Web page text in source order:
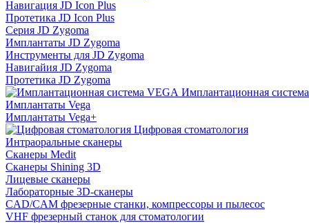
Навигация JD Icon Plus
Протетика JD Icon Plus
Серия JD Zygoma
Имплантаты JD Zygoma
Инструменты для JD Zygoma
Навигайия JD Zygoma
Протетика JD Zygoma
Имплантационная
Имплантаты Vega
Имплантаты Vega+
Цифровая стоматология
Интраоральные сканеры
Сканеры Medit
Сканеры Shining 3D
Лицевые сканеры
Лабораторные 3D-сканеры
CAD/CAM фрезерные станки, компрессоры и пылесос
VHF фрезерный станок для стоматологии